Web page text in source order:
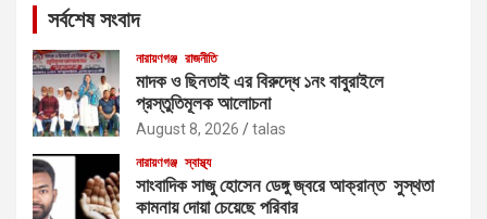
সর্বশেষ সংবাদ
নারায়ণগঞ্জ রাজনীতি
মাদক ও ছিনতাই এর বিরুদ্ধে ১নং বাবুরাইলে
প্রস্তুতিমূলক আলোচনা
August 8, 2026 talas
নারায়ণগঞ্জ স্বাস্থ্য
সাংবাদিক সাজু হোসেন ডেঙ্গু জ্বরে আক্রান্ত সুস্থতা
কামনায় দোয়া চেয়েছে পরিবার